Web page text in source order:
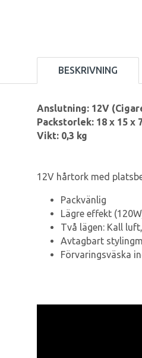
BESKRIVNING
Anslutning: 12V
Packstorlek: 18 x 15 x
Vikt: 0,3 kg
12V hårtork med
Packvänlig
Lägre effekt
Två lägen: Kall
Avtagbart
Förvaringsväska